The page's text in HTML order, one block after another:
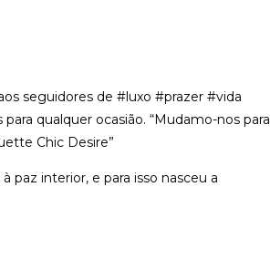
seguidores de #luxo #prazer #vida
qualquer ocasião. “Mudamo-nos para
Chic Desire”
paz interior, e para isso nasceu a